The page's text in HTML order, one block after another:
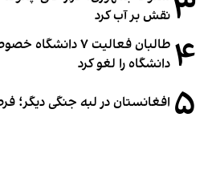
۳نقش بر آب کرد
۴ دانشگاه را لغو کرد
۵ افغانستان در لبه جنگی دیگر؛